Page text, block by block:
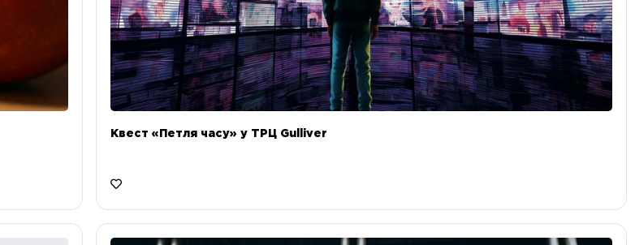
Квест «Петля часу» у ТРЦ Gulliver